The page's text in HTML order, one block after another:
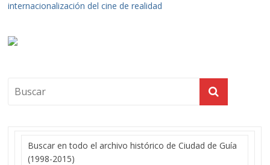
internacionalización del cine de realidad
Buscar en todo el archivo histórico de Ciudad de Guía
(1998-2015)